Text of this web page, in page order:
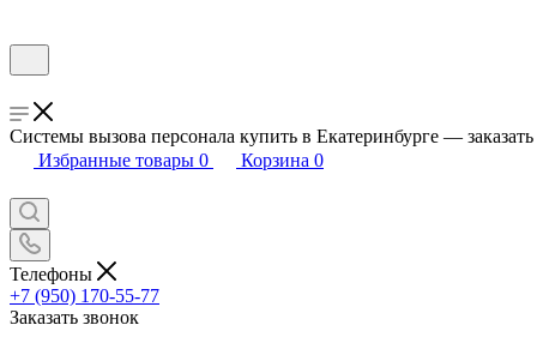
Системы вызова персонала купить в Екатеринбурге —
Избранные товары 0 Корзина 0
Телефоны
+7 (950) 170-55-77
Заказать звонок